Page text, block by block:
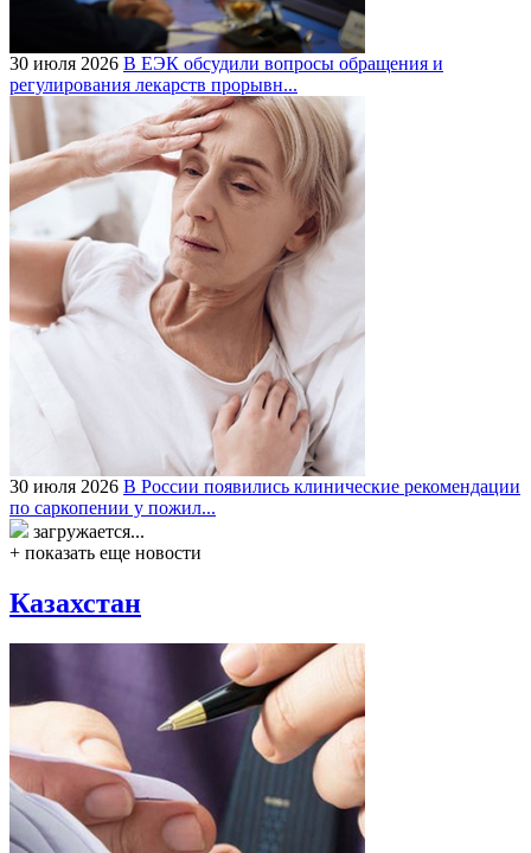
30 июля 2026 В ЕЭК обсудили вопросы обращения и
регулирования лекарств прорывн...
30 июля 2026 В России появились клинические рекомендации
по саркопении у пожил...
загружается...
+ показать еще новости
Казахстан